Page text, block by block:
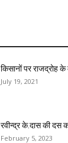
किसानों पर
July 19, 2021
रवीन्द्र के.दास की दस
February 5, 2023